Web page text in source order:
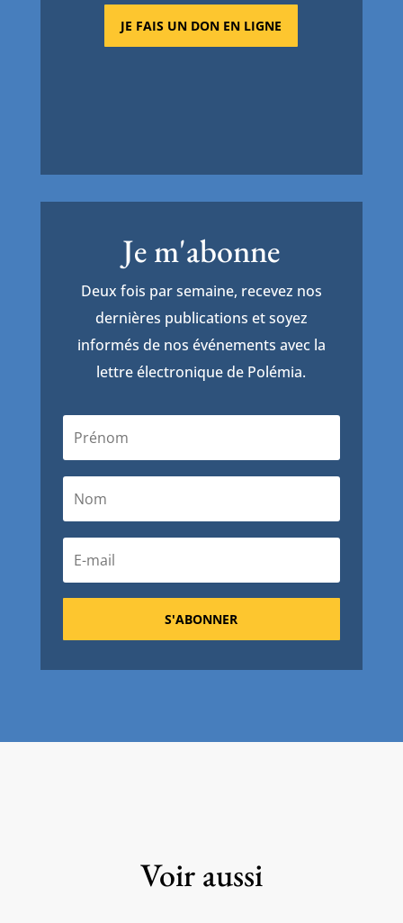
JE FAIS UN DON EN LIGNE
Je m'abonne
Deux fois par semaine, recevez nos
dernières publications et soyez
informés de nos événements avec la
lettre électronique de Polémia.
S'ABONNER
Voir aussi